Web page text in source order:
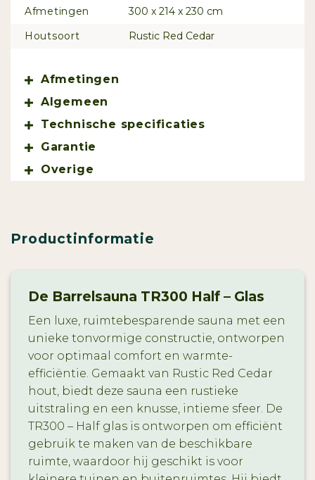
Afmetingen
300 x 214 x 230 cm
Houtsoort
Rustic Red Cedar
Afmetingen
Algemeen
Technische specificaties
Garantie
Overige
Productinformatie
De Barrelsauna TR300 Half – Glas
Een luxe, ruimtebesparende sauna met een
unieke tonvormige constructie, ontworpen
voor optimaal comfort en warmte-
efficiëntie. Gemaakt van Rustic Red Cedar
hout, biedt deze sauna een rustieke
uitstraling en een knusse, intieme sfeer. De
TR300 – Half glas is ontworpen om efficiënt
gebruik te maken van de beschikbare
ruimte, waardoor hij geschikt is voor